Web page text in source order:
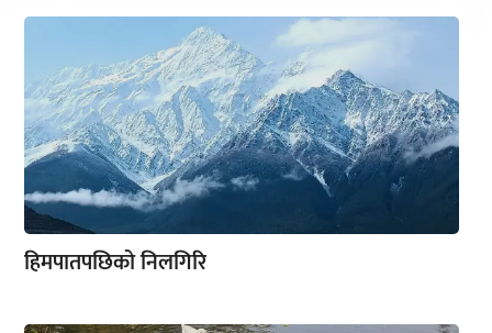
हिमपातपछिको निलगिरि